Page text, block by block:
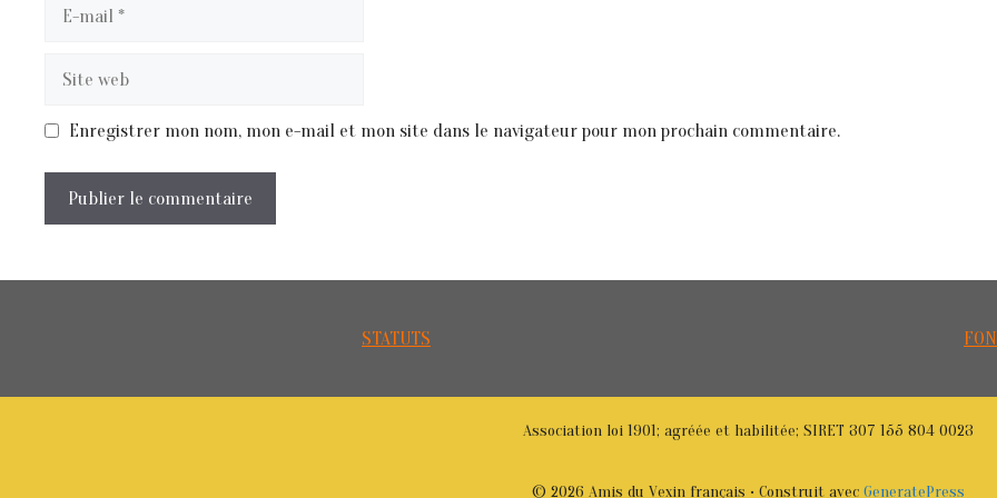
Enregistrer mon nom, mon e-mail et mon site dans le navigateur pour mon prochain commentaire.
STATUTS
Association loi 1901; agréée et habilitée; SIRET 307 155 804 0023
© 2026 Amis du Vexin français • Construit avec GeneratePress